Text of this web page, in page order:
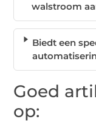
walstroom
Biedt een
Goed
op: